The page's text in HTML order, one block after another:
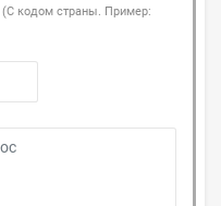
(С кодом страны. Пример: